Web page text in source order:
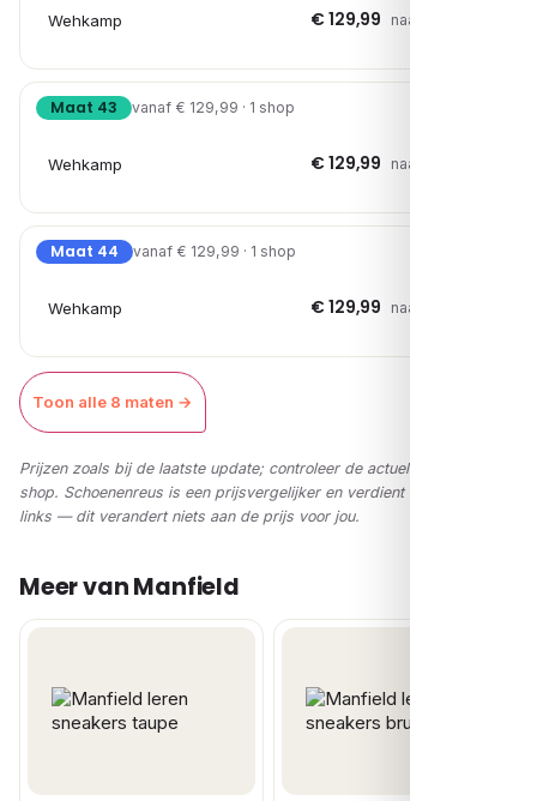
Wehkamp € 129,99 naar shop →
Maat 43 vanaf € 129,99 · 1 shop
Wehkamp € 129,99 naar shop →
Maat 44 vanaf € 129,99 · 1 shop
Wehkamp € 129,99 naar shop →
Toon alle 8 maten →
Prijzen zoals bij de laatste update; controleer de actuele prijs in de
shop. Schoenenreus is een prijsvergelijker en verdient via affiliate-
links — dit verandert niets aan de prijs voor jou.
Meer van Manfield